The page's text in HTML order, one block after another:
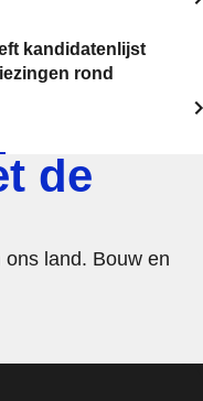
kandidatenlijst
rond
pagina
naar pagina
de
land. Bouw en